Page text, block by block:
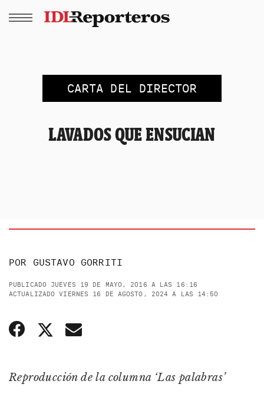
CARTA DEL DIRECTOR
LAVADOS QUE ENSUCIAN
POR GUSTAVO GORRITI
PUBLICADO JUEVES 19 DE MAYO, 2016 A LAS 16:16
ACTUALIZADO VIERNES 16 DE AGOSTO, 2024 A LAS 14:50
Reproducción de la columna ‘Las palabras’